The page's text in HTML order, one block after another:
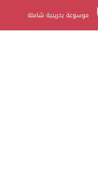
موسوعة بحرينية شاملة